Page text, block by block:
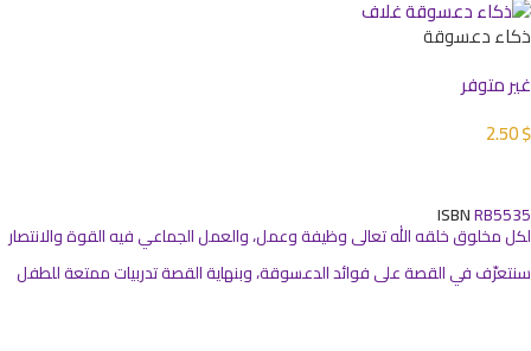
ذكاء دعسوقة
غير متوفر
2.50$
ISBNRB5535
لكل مخلوق خلقه الله تعالى وظيفة وعمل، والعمل الجماعي فيه القوة والانتصار
سنتعرّف في القصة على فوائد الدعسوقة، وبنهاية القصة تدربيات ممتعة للطفل